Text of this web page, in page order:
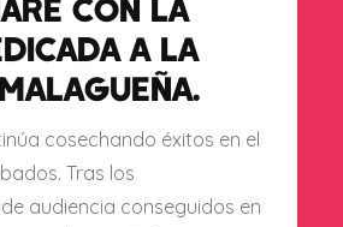
CON LA
A LA
cosechando éxitos en el
Tras los
audiencia conseguidos en